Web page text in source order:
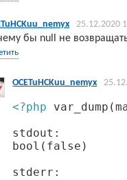
25.12.2020
бы null не
OCETuHCKuu_nemyx
<?php
stdout:
bool(false)
stderr: